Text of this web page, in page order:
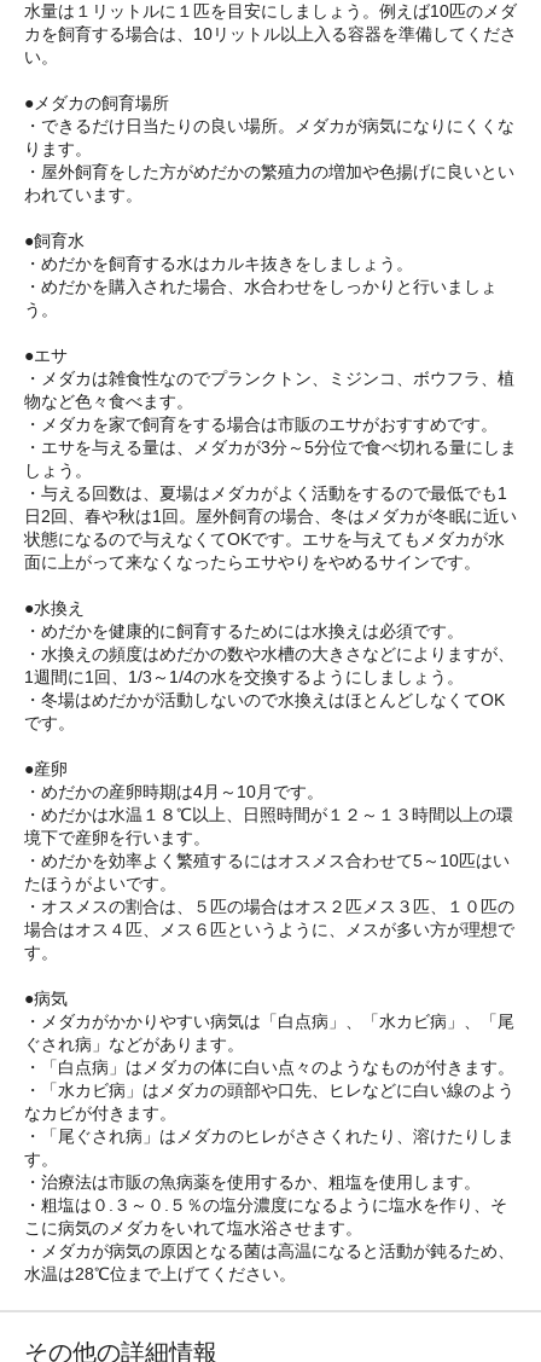
水量は１リットルに１匹を目安にしましょう。例えば10匹のメダ
カを飼育する場合は、10リットル以上入る容器を準備してくださ
い。
●メダカの飼育場所
・できるだけ日当たりの良い場所。メダカが病気になりにくくな
ります。
・屋外飼育をした方がめだかの繁殖力の増加や色揚げに良いとい
われています。
●飼育水
・めだかを飼育する水はカルキ抜きをしましょう。
・めだかを購入された場合、水合わせをしっかりと行いましょ
う。
●エサ
・メダカは雑食性なのでプランクトン、ミジンコ、ボウフラ、植
物など色々食べます。
・メダカを家で飼育をする場合は市販のエサがおすすめです。
・エサを与える量は、メダカが3分～5分位で食べ切れる量にしま
しょう。
・与える回数は、夏場はメダカがよく活動をするので最低でも1
日2回、春や秋は1回。屋外飼育の場合、冬はメダカが冬眠に近い
状態になるので与えなくてOKです。エサを与えてもメダカが水
面に上がって来なくなったらエサやりをやめるサインです。
●水換え
・めだかを健康的に飼育するためには水換えは必須です。
・水換えの頻度はめだかの数や水槽の大きさなどによりますが、
1週間に1回、1/3～1/4の水を交換するようにしましょう。
・冬場はめだかが活動しないので水換えはほとんどしなくてOK
です。
●産卵
・めだかの産卵時期は4月～10月です。
・めだかは水温１８℃以上、日照時間が１２～１３時間以上の環
境下で産卵を行います。
・めだかを効率よく繁殖するにはオスメス合わせて5～10匹はい
たほうがよいです。
・オスメスの割合は、５匹の場合はオス２匹メス３匹、１０匹の
場合はオス４匹、メス６匹というように、メスが多い方が理想で
す。
●病気
・メダカがかかりやすい病気は「白点病」、「水カビ病」、「尾
ぐされ病」などがあります。
・「白点病」はメダカの体に白い点々のようなものが付きます。
・「水カビ病」はメダカの頭部や口先、ヒレなどに白い線のよう
なカビが付きます。
・「尾ぐされ病」はメダカのヒレがささくれたり、溶けたりしま
す。
・治療法は市販の魚病薬を使用するか、粗塩を使用します。
・粗塩は０.３～０.５％の塩分濃度になるように塩水を作り、そ
こに病気のメダカをいれて塩水浴させます。
・メダカが病気の原因となる菌は高温になると活動が鈍るため、
水温は28℃位まで上げてください。
その他の詳細情報